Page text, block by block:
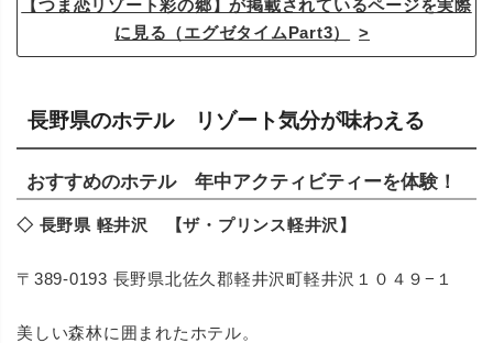
【つま恋リゾート彩の郷】が掲載されているページを実際
に見る（エグゼタイムPart3）
長野県のホテル リゾート気分が味わえる
おすすめのホテル 年中アクティビティーを体験！
◇ 長野県 軽井沢 【ザ・プリンス軽井沢】
〒389-0193 長野県北佐久郡軽井沢町軽井沢１０４９−１
美しい森林に囲まれたホテル。